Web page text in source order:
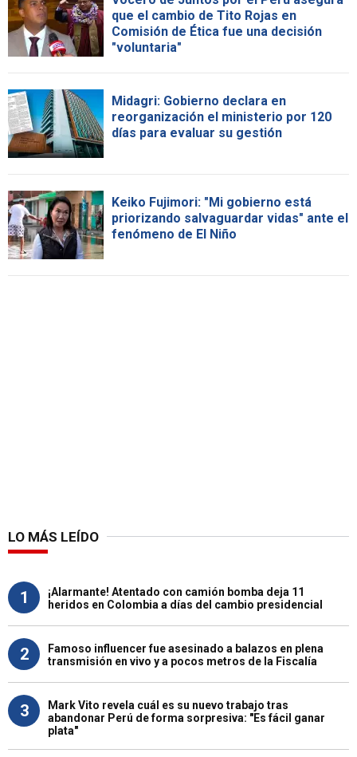
que el cambio de Tito Rojas en
Comisión de Ética fue una decisión
"voluntaria"
Midagri: Gobierno declara en
reorganización el ministerio por 120
días para evaluar su gestión
Keiko Fujimori: "Mi gobierno está
priorizando salvaguardar vidas" ante el
fenómeno de El Niño
LO MÁS LEÍDO
1
¡Alarmante! Atentado con camión bomba deja 11
heridos en Colombia a días del cambio presidencial
2
Famoso influencer fue asesinado a balazos en plena
transmisión en vivo y a pocos metros de la Fiscalía
3
Mark Vito revela cuál es su nuevo trabajo tras
abandonar Perú de forma sorpresiva: "Es fácil ganar
plata"